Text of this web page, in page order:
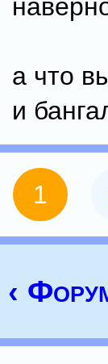
а что
и
1
‹